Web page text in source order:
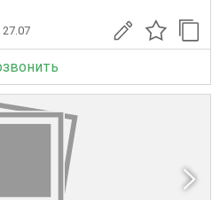
27.07